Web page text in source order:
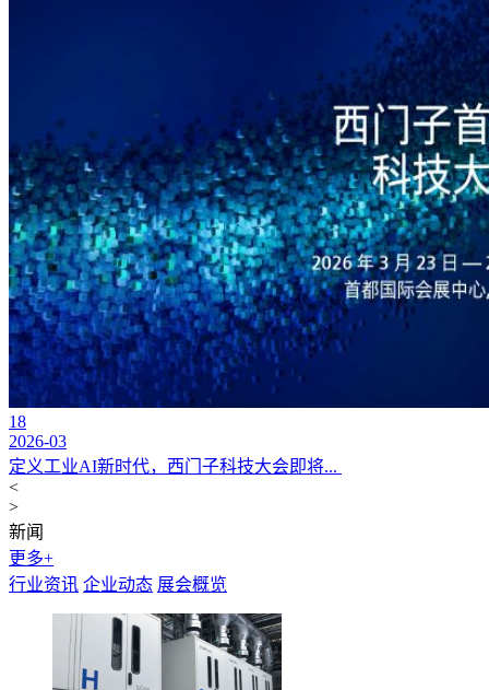
18
2026-03
定义工业AI新时代，西门子科技大会即将...
<
>
新闻
更多+
行业资讯 企业动态 展会概览